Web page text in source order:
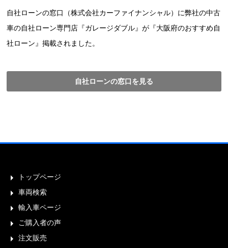
自社ローンの窓口（株式会社カーファイナンシャル）に弊社の中古
車の自社ローン専門店『ガレージダブル』が『大阪府のおすすめ自
社ローン』掲載されました。
自社ローンの窓口を見る
トップページ
車両検索
輸入車ページ
ご購入者の声
注文販売